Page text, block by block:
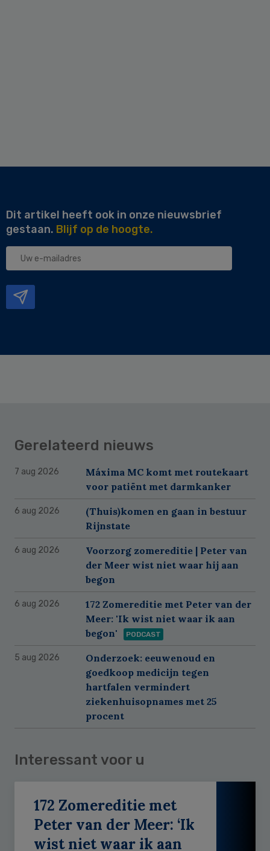
Dit artikel heeft ook in onze nieuwsbrief
gestaan. Blijf op de hoogte.
Uw
Gerelateerd nieuws
7 aug 2026
Máxima MC komt met routekaart
voor patiënt met darmkanker
6 aug 2026
(Thuis)komen en gaan in bestuur
Rijnstate
6 aug 2026
Voorzorg zomereditie | Peter van
der Meer wist niet waar hij aan
begon
6 aug 2026
172 Zomereditie met Peter van der
Meer: 'Ik wist niet waar ik aan
begon'
PODCAST
5 aug 2026
Onderzoek: eeuwenoud en
goedkoop medicijn tegen
hartfalen vermindert
ziekenhuisopnames met 25
procent
Interessant voor u
172 Zomereditie met
Peter van der Meer: ‘Ik
wist niet waar ik aan